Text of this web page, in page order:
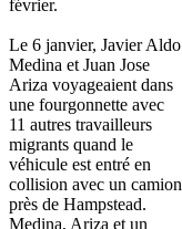
février.
Le 6 janvier, Javier Aldo
Medina et Juan Jose
Ariza voyageaient dans
une fourgonnette avec
11 autres travailleurs
migrants quand le
véhicule est entré en
collision avec un camion
près de Hampstead.
Medina, Ariza et un